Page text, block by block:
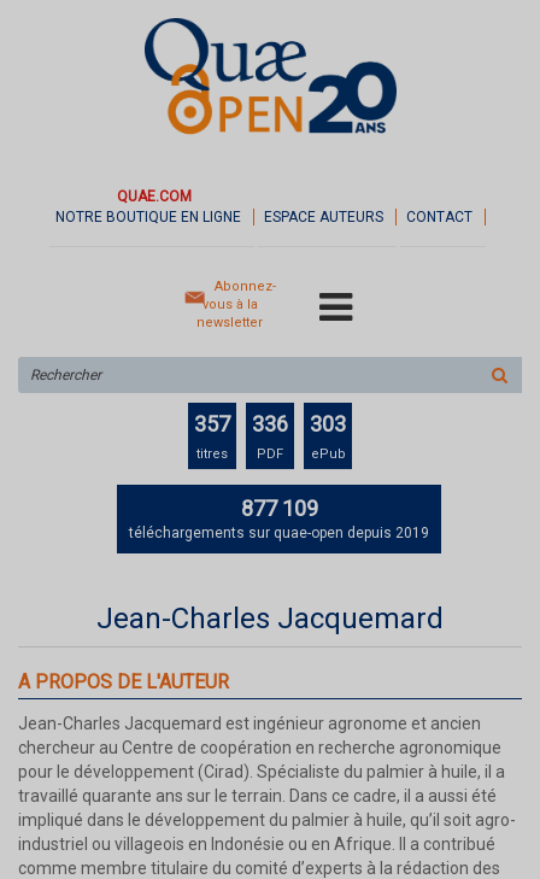
QUAE.COM
NOTRE BOUTIQUE EN LIGNE
ESPACE AUTEURS CONTACT
Abonnez-
vous à la
newsletter
sur
le
357
titres
336
PDF
303
ePub
877 109
téléchargements sur quae-open depuis 2019
Jean-Charles Jacquemard
A PROPOS DE L'AUTEUR
Jean-Charles Jacquemard est ingénieur agronome et ancien
chercheur au Centre de coopération en recherche agronomique
pour le développement (Cirad). Spécialiste du palmier à huile, il a
travaillé quarante ans sur le terrain. Dans ce cadre, il a aussi été
impliqué dans le développement du palmier à huile, qu’il soit agro-
industriel ou villageois en Indonésie ou en Afrique. Il a contribué
comme membre titulaire du comité d’experts à la rédaction des